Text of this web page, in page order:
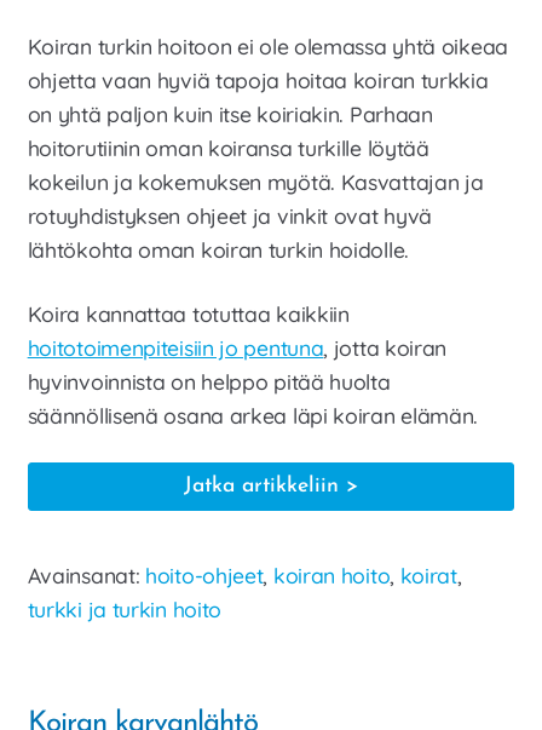
tason
Kauppa
Koiran turkin hoitoon ei ole olemassa yhtä oikeaa
ohjetta vaan hyviä tapoja hoitaa koiran turkkia
on yhtä paljon kuin itse koiriakin. Parhaan
hoitorutiinin oman koiransa turkille löytää
kokeilun ja kokemuksen myötä. Kasvattajan ja
rotuyhdistyksen ohjeet ja vinkit ovat hyvä
lähtökohta oman koiran turkin hoidolle.
Koira kannattaa totuttaa kaikkiin
hoitotoimenpiteisiin jo pentuna, jotta koiran
hyvinvoinnista on helppo pitää huolta
säännöllisenä osana arkea läpi koiran elämän.
Jatka artikkeliin Koiran
Avainsanat: hoito-ohjeet, koiran hoito, koirat,
turkki ja turkin hoito